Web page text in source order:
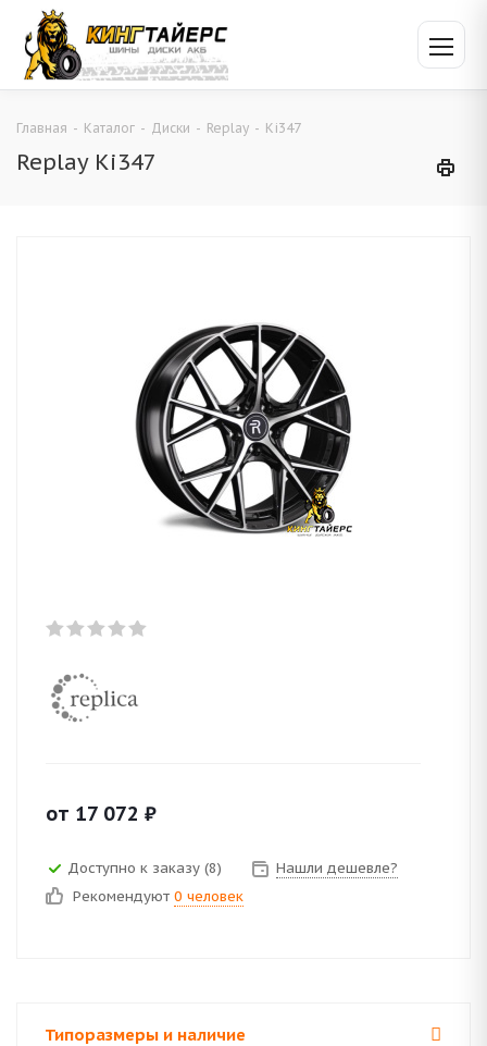
Главная - Каталог - Диски - Replay - Ki347
Replay Ki347
от 17 072 ₽
Доступно к заказу (8)
Нашли дешевле?
Рекомендуют 0 человек
Типоразмеры и наличие